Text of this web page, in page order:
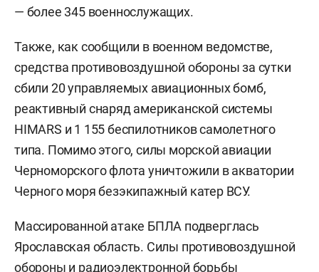
— более 345 военнослужащих.
Также, как сообщили в военном ведомстве,
средства противовоздушной обороны за сутки
сбили 20 управляемых авиационных бомб,
реактивный снаряд американской системы
HIMARS и 1 155 беспилотников самолетного
типа. Помимо этого, силы морской авиации
Черноморского флота уничтожили в акватории
Черного моря безэкипажный катер ВСУ.
Массированной атаке БПЛА подверглась
Ярославская область. Силы противовоздушной
обороны и радиоэлектронной борьбы